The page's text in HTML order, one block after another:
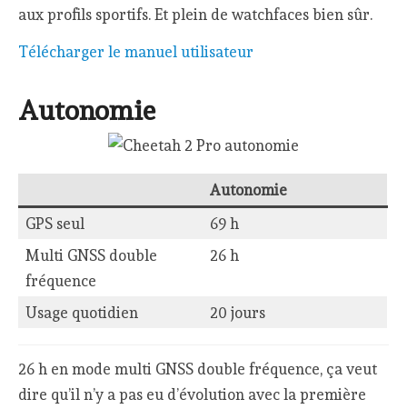
aux profils sportifs. Et plein de watchfaces bien sûr.
Télécharger le manuel utilisateur
Autonomie
Autonomie
GPS seul
69 h
Multi GNSS double
fréquence
26 h
Usage quotidien 20 jours
26 h en mode multi GNSS double fréquence, ça veut
dire qu’il n’y a pas eu d’évolution avec la première